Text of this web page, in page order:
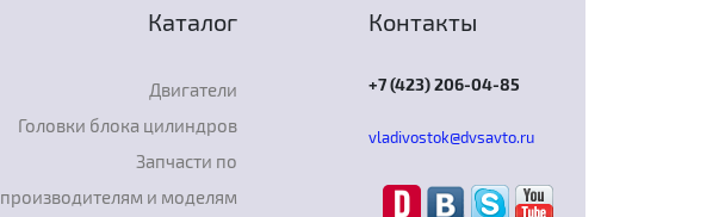
Каталог
Двигатели
Головки блока цилиндров
Запчасти по
производителям и моделям
Контакты
+7 (423) 206-04-85
vladivostok@dvsavto.ru